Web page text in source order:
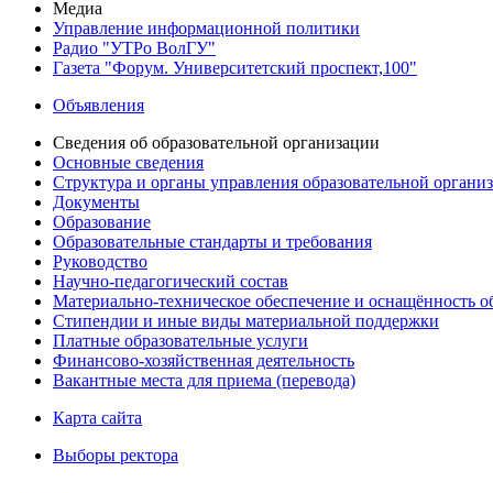
Медиа
Управление информационной политики
Радио "УТРо ВолГУ"
Газета "Форум. Университетский проспект,100"
Объявления
Сведения об образовательной организации
Основные сведения
Структура и органы управления образовательной
Документы
Образование
Образовательные стандарты и требования
Руководство
Научно-педагогический состав
Материально-техническое обеспечение и оснащённость
Стипендии и иные виды материальной поддержки
Платные образовательные услуги
Финансово-хозяйственная деятельность
Вакантные места для приема (перевода)
Карта сайта
Выборы ректора